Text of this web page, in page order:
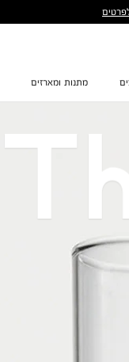
מתנות ומארזים